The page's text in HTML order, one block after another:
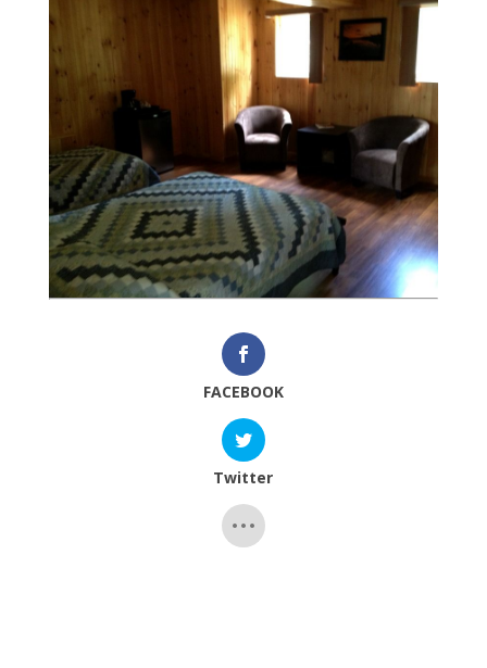
FACEBOOK
Twitter